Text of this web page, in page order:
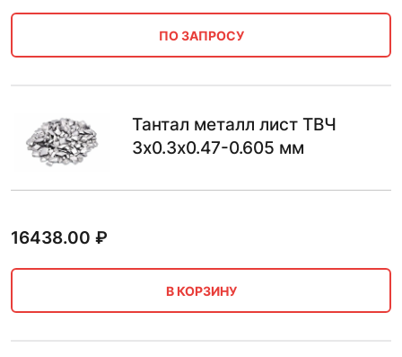
ПО ЗАПРОСУ
Тантал металл лист ТВЧ
3х0.3х0.47-0.605 мм
16438.00 ₽
В КОРЗИНУ